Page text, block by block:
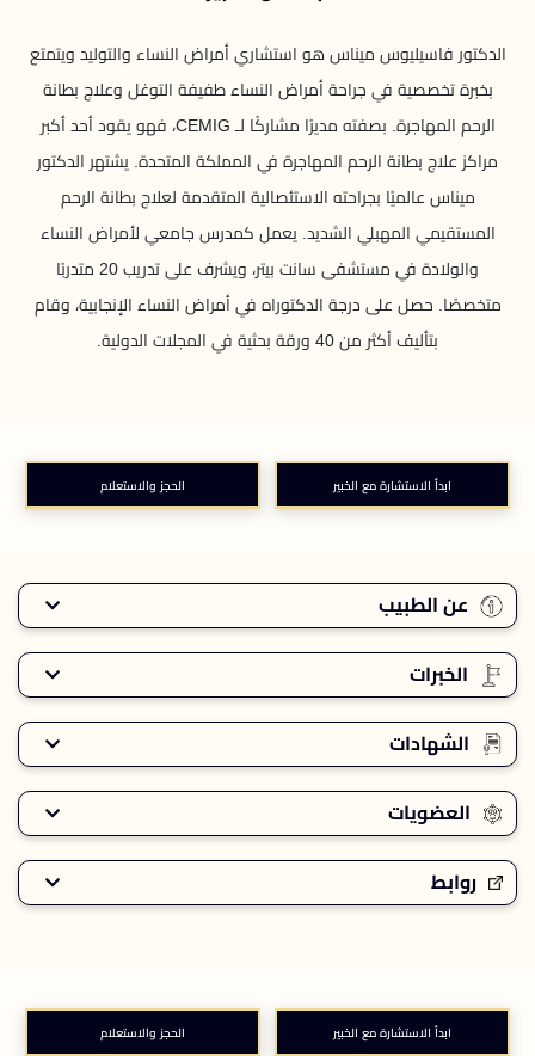
الدكتور فاسيليوس ميناس هو استشاري أمراض النساء والتوليد ويتمتع
بخبرة تخصصية في جراحة أمراض النساء طفيفة التوغل وعلاج بطانة
الرحم المهاجرة. بصفته مديرًا مشاركًا لـ CEMIG، فهو يقود أحد أكبر
مراكز علاج بطانة الرحم المهاجرة في المملكة المتحدة. يشتهر الدكتور
ميناس عالميًا بجراحته الاستئصالية المتقدمة لعلاج بطانة الرحم
المستقيمي المهبلي الشديد. يعمل كمدرس جامعي لأمراض النساء
والولادة في مستشفى سانت بيتر، ويشرف على تدريب 20 متدربًا
متخصصًا. حصل على درجة الدكتوراه في أمراض النساء الإنجابية، وقام
بتأليف أكثر من 40 ورقة بحثية في المجلات الدولية.
ابدأ الاستشارة مع الخبير الحجز والاستعلام
عن الطبيب
الخبرات
الشهادات
العضويات
روابط
ابدأ الاستشارة مع الخبير الحجز والاستعلام